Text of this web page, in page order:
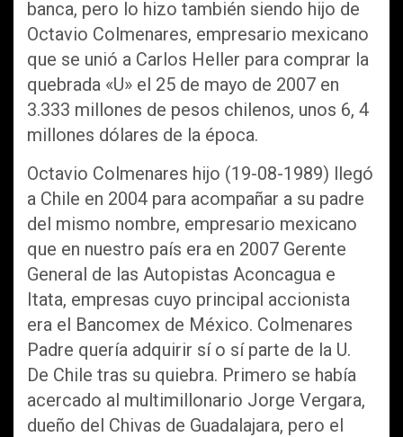
banca, pero lo hizo también siendo hijo de
Octavio Colmenares, empresario mexicano
que se unió a Carlos Heller para comprar la
quebrada «U» el 25 de mayo de 2007 en
3.333 millones de pesos chilenos, unos 6, 4
millones dólares de la época.
Octavio Colmenares hijo (19-08-1989) llegó
a Chile en 2004 para acompañar a su padre
del mismo nombre, empresario mexicano
que en nuestro país era en 2007 Gerente
General de las Autopistas Aconcagua e
Itata, empresas cuyo principal accionista
era el Bancomex de México. Colmenares
Padre quería adquirir sí o sí parte de la U.
De Chile tras su quiebra. Primero se había
acercado al multimillonario Jorge Vergara,
dueño del Chivas de Guadalajara, pero el